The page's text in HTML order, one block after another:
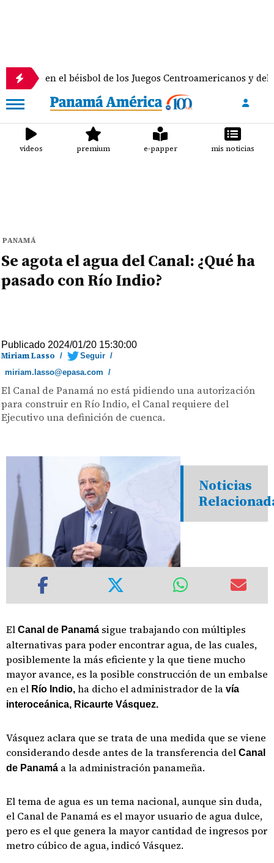
béisbol de los Juegos Centroamericanos y del Caribe
videos premium e-papper mis noticias
PANAMÁ
Se agota el agua del Canal: ¿Qué ha
pasado con Río Indio?
Publicado 2024/01/20 15:30:00
Miriam Lasso / Seguir /
miriam.lasso@epasa.com /
El Canal de Panamá no está pidiendo una autorización
para construir en Río Indio, el Canal requiere del
Ejecutivo una definición de cuenca.
Noticias
El Canal de Panamá sigue trabajando con múltiples
alternativas para poder encontrar agua, de las cuales,
posiblemente la más eficiente y la que tiene mucho
mayor avance, es la posible construcción de un embalse
en el Río Indio, ha dicho el administrador de la vía
interoceánica, Ricaurte Vásquez.
Vásquez aclara que se trata de una medida que se viene
considerando desde antes de la transferencia del Canal
de Panamá a la administración panameña.
El tema de agua es un tema nacional, aunque sin duda,
el Canal de Panamá es el mayor usuario de agua dulce,
pero es el que genera la mayor cantidad de ingresos por
metro cúbico de agua, indicó Vásquez.